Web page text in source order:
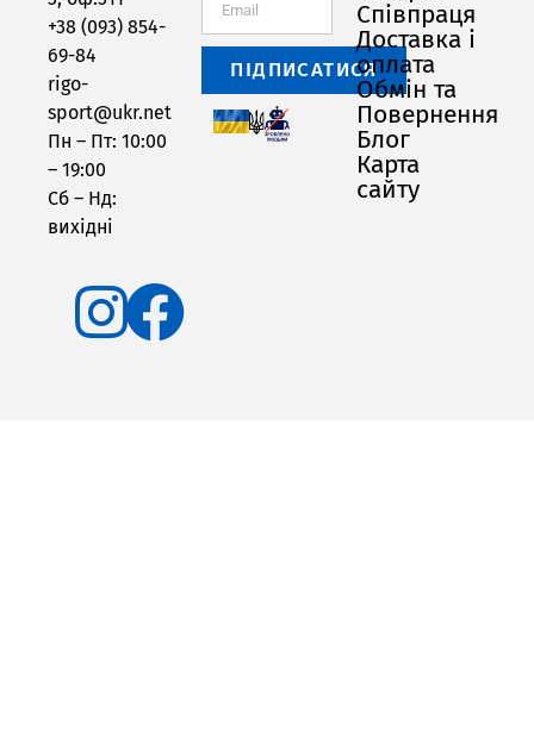
+38 (093) 854-
69-84
rigo-
sport@ukr.net
Пн – Пт: 10:00
– 19:00
Сб – Нд:
вихідні
ПІДПИСАТИСЯ
Співпраця
Доставка і
оплата
Обмін та
Повернення
Блог
Карта
сайту